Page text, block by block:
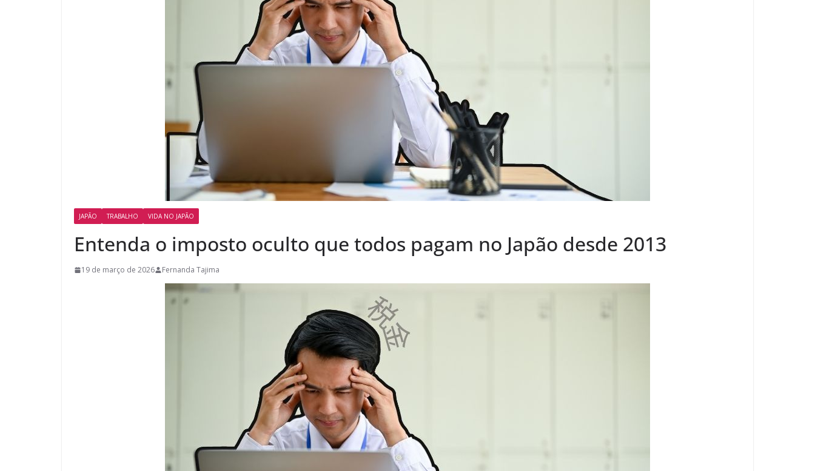
JAPÃO TRABALHO VIDA NO JAPÃO
Entenda o imposto oculto que todos pagam no Japão desde 2013
19 de março de 2026 Fernanda Tajima